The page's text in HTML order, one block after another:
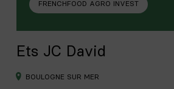
FRENCHFOOD AGRO INVEST
Ets JC David
BOULOGNE SUR MER